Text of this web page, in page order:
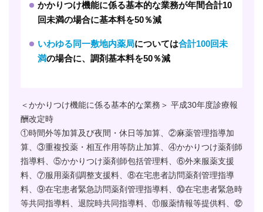
かかりつけ機能に係る基本的な業務が年間合計10
回未満の場合に基本料を50％減
いわゆる同一敷地内薬局については合計100回未
満の場合に、調剤基本料を50％減
＜かかりつけ機能に係る基本的な業務＞ 平成30年度診療報
酬改定時
①時間外等加算及び夜間・休日等加算、②麻薬管理指導加
算、③重複投薬・相互作用等防止加算、④かかりつけ薬剤師
指導料、⑤かかりつけ薬剤師包括管理料、⑥外来服薬支援
料、⑦服用薬剤調整支援料、⑧在宅患者訪問薬剤管理指導
料、⑨在宅患者緊急訪問薬剤管理指導料、⑩在宅患者緊急時
等共同指導料、退院時共同指導料、⑪服薬情報等提供料、⑫